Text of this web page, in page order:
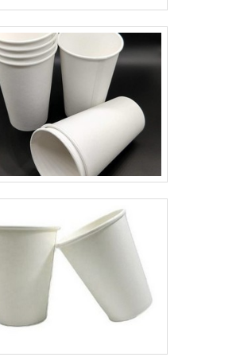
prejuízos com
frequentes de
que não cumprem com
funções adequadamente.
é possível poupar gastos
diversos
para a Plásticos Araken
tornado destaque quando
em uma empresa que
Alguns desses
são: Equipe
de consultores
Profissionais com
experiência na área de
Equipe de alta